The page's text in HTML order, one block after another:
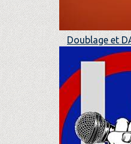
Doublage et